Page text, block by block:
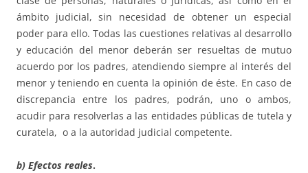
ámbito judicial, sin necesidad de obtener un especial
poder para ello. Todas las cuestiones relativas al desarrollo
y educación del menor deberán ser resueltas de mutuo
acuerdo por los padres, atendiendo siempre al interés del
menor y teniendo en cuenta la opinión de éste. En caso de
discrepancia entre los padres, podrán, uno o ambos,
acudir para resolverlas a las entidades públicas de tutela y
curatela, o a la autoridad judicial competente.
b) Efectos reales.